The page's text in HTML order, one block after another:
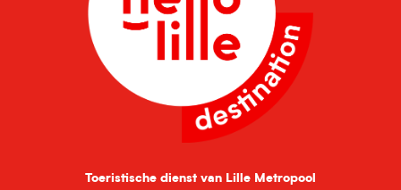
Toeristische dienst van Lille Metropool